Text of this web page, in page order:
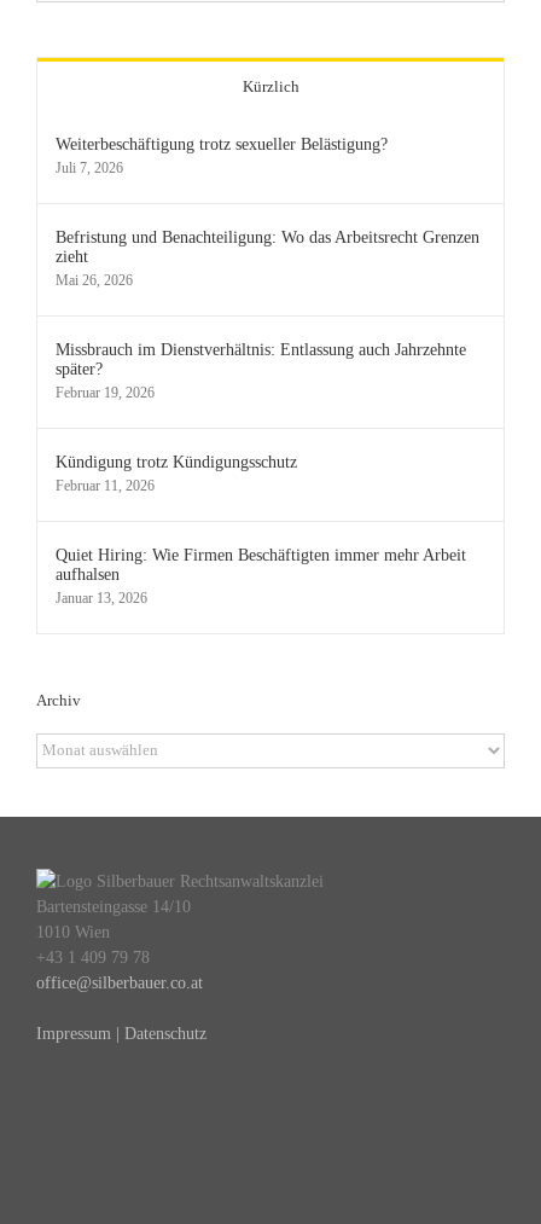
Kürzlich
Weiterbeschäftigung trotz sexueller Belästigung?
Juli 7, 2026
Befristung und Benachteiligung: Wo das Arbeitsrecht Grenzen
zieht
Mai 26, 2026
Missbrauch im Dienstverhältnis: Entlassung auch Jahrzehnte
später?
Februar 19, 2026
Kündigung trotz Kündigungsschutz
Februar 11, 2026
Quiet Hiring: Wie Firmen Beschäftigten immer mehr Arbeit
aufhalsen
Januar 13, 2026
Archiv
Archiv
Bartensteingasse 14/10
1010 Wien
+43 1 409 79 78
office@silberbauer.co.at
Impressum | Datenschutz